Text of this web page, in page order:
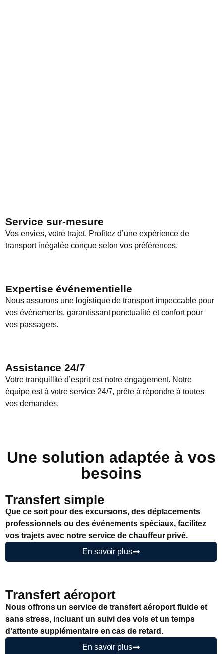
Service sur-mesure
Vos envies, votre trajet. Profitez d’une expérience de
transport inégalée conçue selon vos préférences.
Expertise événementielle
Nous assurons une logistique de transport impeccable pour
vos événements, garantissant ponctualité et confort pour
vos passagers.
Assistance 24/7
Votre tranquillité d’esprit est notre engagement. Notre
équipe est à votre service 24/7, prête à répondre à toutes
vos demandes.
Une solution adaptée à vos
besoins
Transfert simple
Que ce soit pour des excursions, des déplacements
professionnels ou des événements spéciaux, facilitez
vos trajets avec notre service de chauffeur privé.
En savoir plus
Transfert aéroport
Nous offrons un service de transfert aéroport fluide et
sans stress, incluant un suivi des vols et un temps
d’attente supplémentaire en cas de retard.
En savoir plus